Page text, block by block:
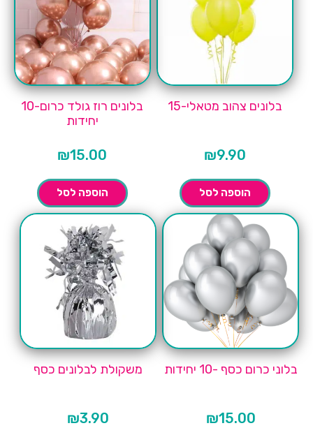
בלונים צהוב מטאלי-15
₪9.90
הוספה לסל
בלונים רוז גולד כרום-10
יחידות
₪15.00
הוספה לסל
בלוני כרום כסף -10 יחידות
₪15.00
משקולת לבלונים כסף
₪3.90